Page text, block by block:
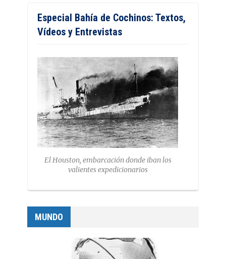
Especial Bahía de Cochinos: Textos,
Vídeos y Entrevistas
El Houston, embarcación donde iban los
valientes expedicionarios
MUNDO